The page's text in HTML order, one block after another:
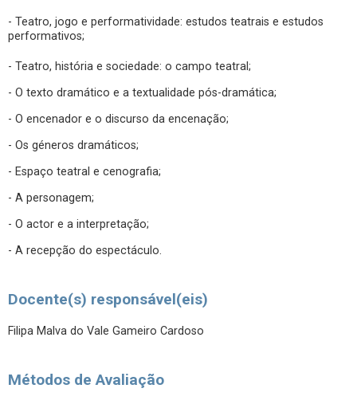
- Teatro, jogo e performatividade: estudos teatrais e estudos
performativos;
- Teatro, história e sociedade: o campo teatral;
- O texto dramático e a textualidade pós-dramática;
- O encenador e o discurso da encenação;
- Os géneros dramáticos;
- Espaço teatral e cenografia;
- A personagem;
- O actor e a interpretação;
- A recepção do espectáculo.
Docente(s) responsável(eis)
Filipa Malva do Vale Gameiro Cardoso
Métodos de Avaliação